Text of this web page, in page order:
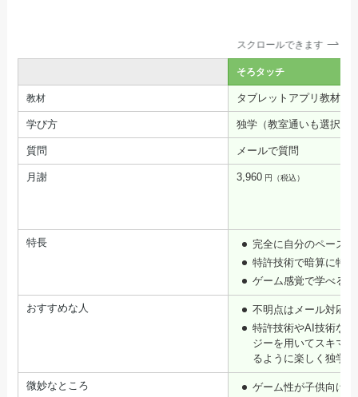
スクロールできます
そろタッチ
教材 タブレットアプリ教材
学び方 独学（教室通いも選択可
質問 メールで質問
月謝 3,960 円（税込）
特長
完全に自分のペース
特許技術で暗算に特
ゲーム感覚で学べる
おすすめな人
不明点はメール対応
特許技術やAI技術な
ジーを用いてスキマ
るように楽しく独学
微妙なところ
ゲーム性が子供向け